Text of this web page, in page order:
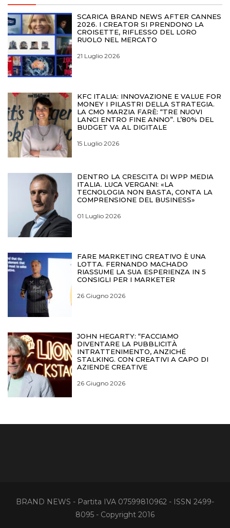
SCARICA BRAND NEWS AFTER CANNES
2026. I CREATOR SI PRENDONO LA
CROISETTE, RIFLESSO DEL LORO
RUOLO NEL MERCATO
21 Luglio 2026
KFC ITALIA: INNOVAZIONE E VALUE FOR
MONEY I PILASTRI DELLA STRATEGIA.
LA CMO MARZIA FARÈ: “TRE NUOVI
LANCI ENTRO FINE ANNO”. L’80% DEL
BUDGET VA AL DIGITALE
15 Luglio 2026
DENTRO LA CRESCITA DI WPP MEDIA
ITALIA. LUCA VERGANI: «LA
TECNOLOGIA NON BASTA, CONTA LA
COMPRENSIONE DEL BUSINESS»
01 Luglio 2026
FARE MARKETING CREATIVO È UNA
LOTTA. FERNANDO MACHADO
RIASSUME LA SUA ESPERIENZA IN 5
CONSIGLI PER I MARKETER
26 Giugno 2026
JOHN HEGARTY: “FACCIAMO
DIVENTARE LA PUBBLICITÀ
INTRATTENIMENTO, ANZICHÉ
STALKING. CON CREATIVI A CAPO DI
AZIENDE CREATIVE
26 Giugno 2026
BRAND NEWS - Partita IVA 07599810962 - ISSN 2499-
8095 - Copyright 2016